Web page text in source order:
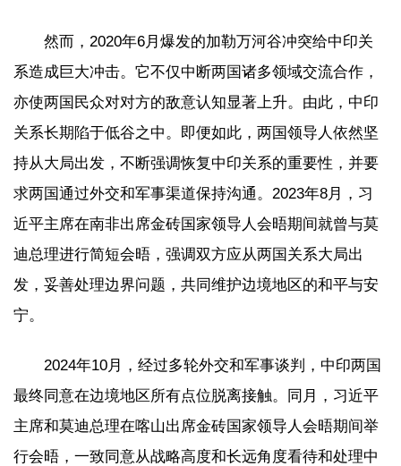
然而，2020年6月爆发的加勒万河谷冲突给中印关
系造成巨大冲击。它不仅中断两国诸多领域交流合作，
亦使两国民众对对方的敌意认知显著上升。由此，中印
关系长期陷于低谷之中。即便如此，两国领导人依然坚
持从大局出发，不断强调恢复中印关系的重要性，并要
求两国通过外交和军事渠道保持沟通。2023年8月，习
近平主席在南非出席金砖国家领导人会晤期间就曾与莫
迪总理进行简短会晤，强调双方应从两国关系大局出
发，妥善处理边界问题，共同维护边境地区的和平与安
宁。
2024年10月，经过多轮外交和军事谈判，中印两国
最终同意在边境地区所有点位脱离接触。同月，习近平
主席和莫迪总理在喀山出席金砖国家领导人会晤期间举
行会晤，一致同意从战略高度和长远角度看待和处理中